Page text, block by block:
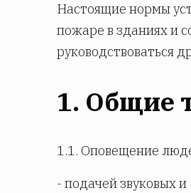
Настоящие нормы
пожаре в зданиях и
руководствоваться
1. Общие
1.1. Оповещение
- подачей звуковых